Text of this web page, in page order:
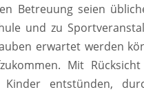
Betreuung seien
und zu
erwartet werden
Mit
entstünden,